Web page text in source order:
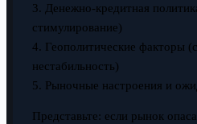
3. Денежно-кредитная
стимулирование)
4. Геополитические факторы
нестабильность)
5. Рыночные настроения и
Представьте: если рынок